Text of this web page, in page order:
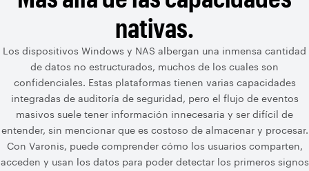
nativas.
Los dispositivos Windows y NAS albergan una inmensa cantidad
de datos no estructurados, muchos de los cuales son
confidenciales. Estas plataformas tienen varias capacidades
integradas de auditoría de seguridad, pero el flujo de eventos
masivos suele tener información innecesaria y ser difícil de
entender, sin mencionar que es costoso de almacenar y procesar.
Con Varonis, puede comprender cómo los usuarios comparten,
acceden y usan los datos para poder detectar los primeros signos